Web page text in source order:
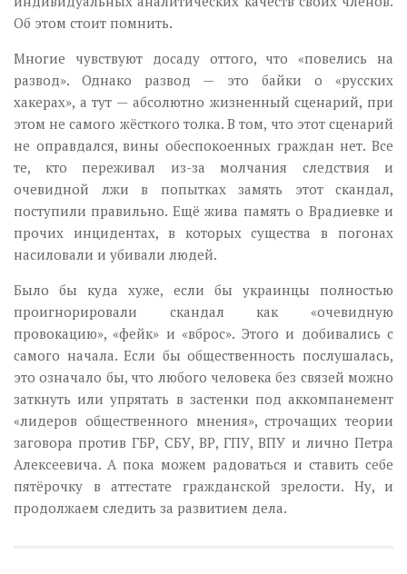
Об этом стоит помнить.
Многие чувствуют досаду оттого, что «повелись на
развод». Однако развод — это байки о «русских
хакерах», а тут — абсолютно жизненный сценарий, при
этом не самого жёсткого толка. В том, что этот сценарий
не оправдался, вины обеспокоенных граждан нет. Все
те, кто переживал из-за молчания следствия и
очевидной лжи в попытках замять этот скандал,
поступили правильно. Ещё жива память о Врадиевке и
прочих инцидентах, в которых существа в погонах
насиловали и убивали людей.
Было бы куда хуже, если бы украинцы полностью
проигнорировали скандал как «очевидную
провокацию», «фейк» и «вброс». Этого и добивались с
самого начала. Если бы общественность послушалась,
это означало бы, что любого человека без связей можно
заткнуть или упрятать в застенки под аккомпанемент
«лидеров общественного мнения», строчащих теории
заговора против ГБР, СБУ, ВР, ГПУ, ВПУ и лично Петра
Алексеевича. А пока можем радоваться и ставить себе
пятёрочку в аттестате гражданской зрелости. Ну, и
продолжаем следить за развитием дела.